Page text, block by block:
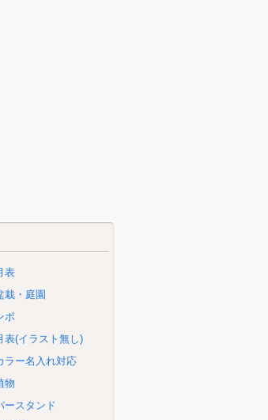
表
栽・庭園
ボ
表(イラスト無し)
ラー名入れ対応
物
ースタンド